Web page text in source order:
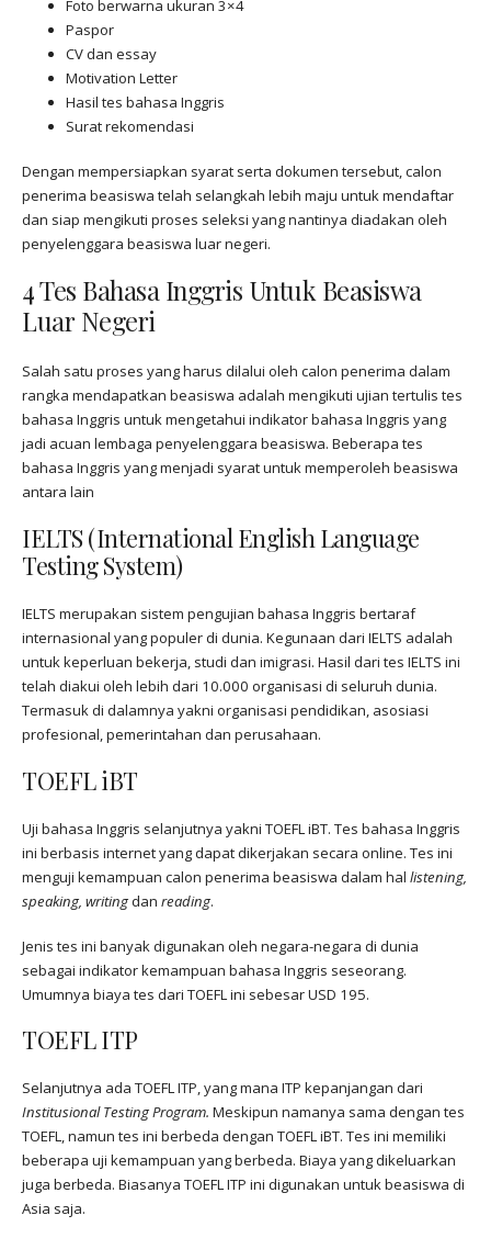
Foto berwarna ukuran 3×4
Paspor
CV dan essay
Motivation Letter
Hasil tes bahasa Inggris
Surat rekomendasi
Dengan mempersiapkan syarat serta dokumen tersebut, calon
penerima beasiswa telah selangkah lebih maju untuk mendaftar
dan siap mengikuti proses seleksi yang nantinya diadakan oleh
penyelenggara beasiswa luar negeri.
4 Tes Bahasa Inggris Untuk Beasiswa
Luar Negeri
Salah satu proses yang harus dilalui oleh calon penerima dalam
rangka mendapatkan beasiswa adalah mengikuti ujian tertulis tes
bahasa Inggris untuk mengetahui indikator bahasa Inggris yang
jadi acuan lembaga penyelenggara beasiswa. Beberapa tes
bahasa Inggris yang menjadi syarat untuk memperoleh beasiswa
antara lain
IELTS (International English Language
Testing System)
IELTS merupakan sistem pengujian bahasa Inggris bertaraf
internasional yang populer di dunia. Kegunaan dari IELTS adalah
untuk keperluan bekerja, studi dan imigrasi. Hasil dari tes IELTS ini
telah diakui oleh lebih dari 10.000 organisasi di seluruh dunia.
Termasuk di dalamnya yakni organisasi pendidikan, asosiasi
profesional, pemerintahan dan perusahaan.
TOEFL iBT
Uji bahasa Inggris selanjutnya yakni TOEFL iBT. Tes bahasa Inggris
ini berbasis internet yang dapat dikerjakan secara online. Tes ini
menguji kemampuan calon penerima beasiswa dalam hal listening,
speaking, writingdan reading.
Jenis tes ini banyak digunakan oleh negara-negara di dunia
sebagai indikator kemampuan bahasa Inggris seseorang.
Umumnya biaya tes dari TOEFL ini sebesar USD 195.
TOEFL ITP
Selanjutnya ada TOEFL ITP, yang mana ITP kepanjangan dari
Institusional Testing Program. Meskipun namanya sama dengan tes
TOEFL, namun tes ini berbeda dengan TOEFL iBT. Tes ini memiliki
beberapa uji kemampuan yang berbeda. Biaya yang dikeluarkan
juga berbeda. Biasanya TOEFL ITP ini digunakan untuk beasiswa di
Asia saja.